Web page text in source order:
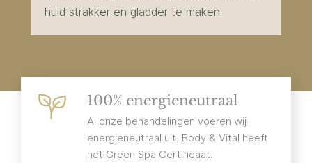
huid strakker en gladder te maken.
100% energieneutraal
Al onze behandelingen voeren wij
energieneutraal uit. Body & Vital heeft
het Green Spa Certificaat.